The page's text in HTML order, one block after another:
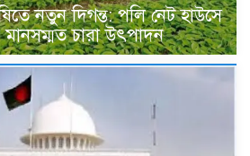
নতুন দিগন্ত: পলি নেট হাউসে
মানসম্মত চারা উৎপাদন